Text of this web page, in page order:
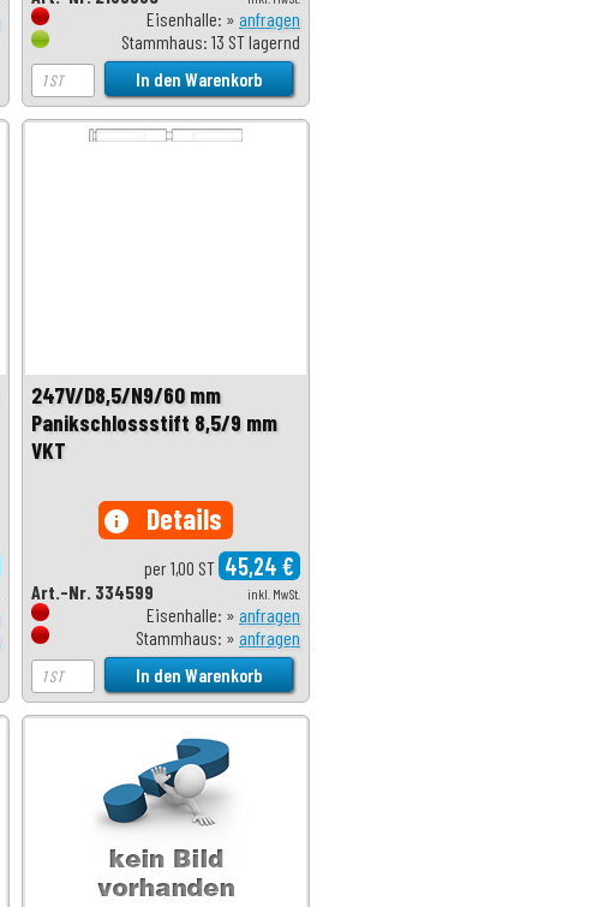
Eisenhalle: » anfragen
Stammhaus: 13 ST lagernd
247V/D8,5/N9/60 mm
Panikschlossstift 8,5/9 mm
VKT
info Details
per 1,00 ST 45,24 €
inkl. MwSt.
Art.-Nr. 334599
Eisenhalle: » anfragen
Stammhaus: » anfragen